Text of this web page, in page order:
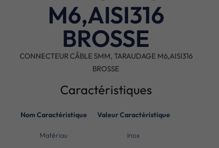
M6,AISI316
BROSSE
CONNECTEUR CÂBLE 5MM, TARAUDAGE M6,AISI316
BROSSE
Caractéristiques
Nom Caractéristique Valeur Caractéristique
Matériau Inox